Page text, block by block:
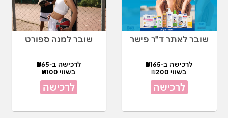
שובר לאתר ד"ר פישר
לרכישה ב-₪165
בשווי ₪200
לרכישה
שובר למגה ספורט
לרכישה ב-₪65
בשווי ₪100
לרכישה